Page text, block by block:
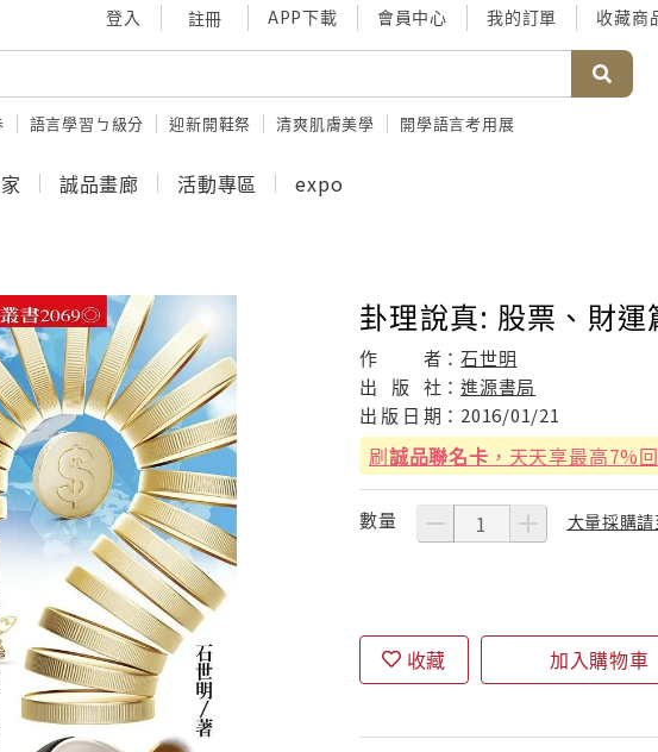
登入 註冊 APP下載 會員中心 我的訂單 收藏商
語言學習ㄅ級分 迎新開鞋祭 清爽肌膚美學 開學語言考用展
誠品畫廊 活動專區 expo
卦理說真: 股票、財運
作 者：石世明
出
版 社：進源書局
出 版 日 期： 2016/01/21
刷誠品聯名卡 ，天天享最高7%
數量 大量採購
收藏 加入購物車